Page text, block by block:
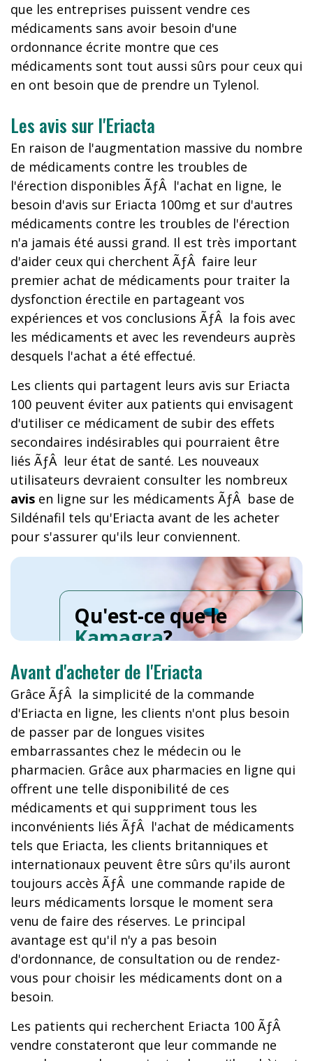
que les entreprises puissent vendre ces
médicaments sans avoir besoin d'une
ordonnance écrite montre que ces
médicaments sont tout aussi sûrs pour ceux qui
en ont besoin que de prendre un Tylenol.
Les avis sur l'Eriacta
En raison de l'augmentation massive du nombre
de médicaments contre les troubles de
l'érection disponibles ÃƒÂ l'achat en ligne, le
besoin d'avis sur Eriacta 100mg et sur d'autres
médicaments contre les troubles de l'érection
n'a jamais été aussi grand. Il est très important
d'aider ceux qui cherchent ÃƒÂ faire leur
premier achat de médicaments pour traiter la
dysfonction érectile en partageant vos
expériences et vos conclusions ÃƒÂ la fois avec
les médicaments et avec les revendeurs auprès
desquels l'achat a été effectué.
Les clients qui partagent leurs avis sur Eriacta
100 peuvent éviter aux patients qui envisagent
d'utiliser ce médicament de subir des effets
secondaires indésirables qui pourraient être
liés ÃƒÂ leur état de santé. Les nouveaux
utilisateurs devraient consulter les nombreux
avis en ligne sur les médicaments ÃƒÂ base de
Sildénafil tels qu'Eriacta avant de les acheter
pour s'assurer qu'ils leur conviennent.
Qu'est-ce que le
Kamagra?
Avant d'acheter de l'Eriacta
Grâce ÃƒÂ la simplicité de la commande
d'Eriacta en ligne, les clients n'ont plus besoin
de passer par de longues visites
embarrassantes chez le médecin ou le
pharmacien. Grâce aux pharmacies en ligne qui
offrent une telle disponibilité de ces
médicaments et qui suppriment tous les
inconvénients liés ÃƒÂ l'achat de médicaments
tels que Eriacta, les clients britanniques et
internationaux peuvent être sûrs qu'ils auront
toujours accès ÃƒÂ une commande rapide de
leurs médicaments lorsque le moment sera
venu de faire des réserves. Le principal
avantage est qu'il n'y a pas besoin
d'ordonnance, de consultation ou de rendez-
vous pour choisir les médicaments dont on a
besoin.
Les patients qui recherchent Eriacta 100 ÃƒÂ
vendre constateront que leur commande ne